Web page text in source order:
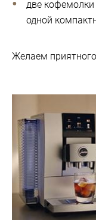
две кофемолки
одной
Желаем